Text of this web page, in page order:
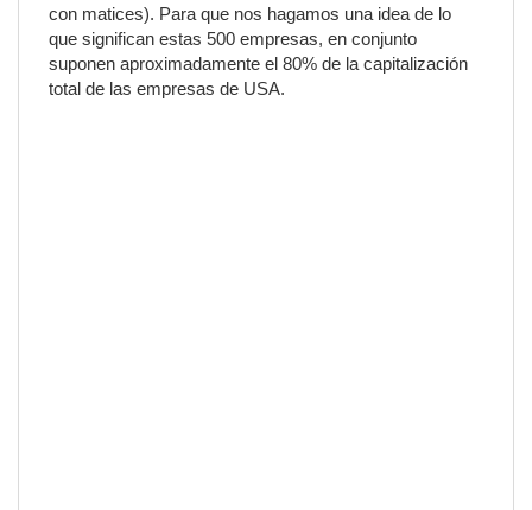
con matices). Para que nos hagamos una idea de lo
que significan estas 500 empresas, en conjunto
suponen aproximadamente el 80% de la capitalización
total de las empresas de USA.